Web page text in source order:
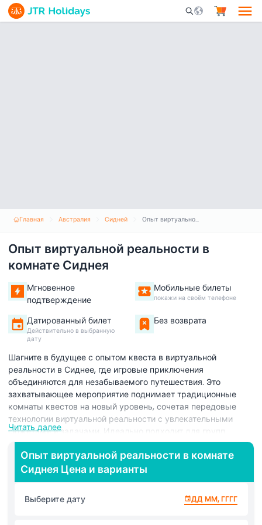
Mobile Search
Главная Австралия Сидней Опыт виртуальной реальности в комнате Сиднея
Опыт виртуальной реальности в
комнате Сиднея
Мгновенное
подтверждение
Мобильные билеты
покажи на своём телефоне
Датированный билет
Действительно в выбранную
дату
Без возврата
Шагните в будущее с опытом квеста в виртуальной
реальности в Сиднее, где игровые приключения
объединяются для незабываемого путешествия. Это
захватывающее мероприятие поднимает традиционные
комнаты квестов на новый уровень, сочетая передовые
технологии виртуальной реальности с увлекательными
сюжетами и задачами. Идеально подходит для групп
друзей, семей или тимбилдинга, опыт погружает вас в
полностью цифровой мир, где командная работа, быстрое
мышление и креативность становятся ключом к решению
головоломок и выполнению миссии. Квест в виртуальной
реальности в Сиднее предлагает уникальный способ
сблизиться с близкими или коллегами, исследуя
Читать далее
Опыт виртуальной реальности в комнате
Сиднея Цена и варианты
Выберите дату ДД ММ, ГГГГ